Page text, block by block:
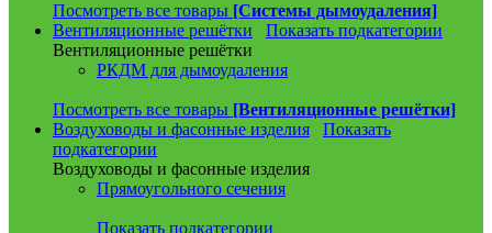
Посмотреть все товары [Системы дымоудаления]
Вентиляционные решётки
Показать подкатегории
Вентиляционные решётки
РКДМ для дымоудаления
Посмотреть все товары [Вентиляционные решётки]
Воздуховоды и фасонные изделия
Показать
подкатегории
Воздуховоды и фасонные изделия
Прямоугольного сечения
Показать подкатегории